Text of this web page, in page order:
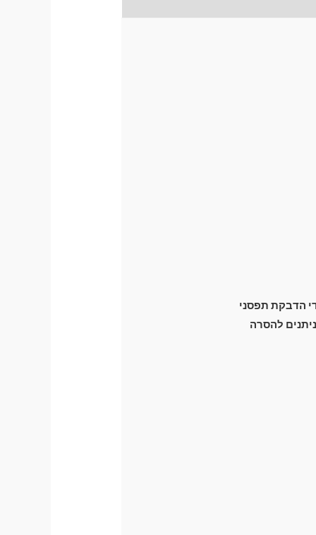
הדבקת תפסני
מכני לרכב) וניתנים להסרה